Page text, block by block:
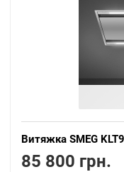
Витяжка SMEG
85 800 грн.